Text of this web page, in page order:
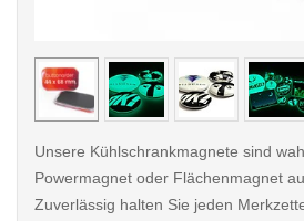
< /picture>
Unsere Kühlschrankmagnete sind
Powermagnet oder Flächenmagnet
Zuverlässig halten Sie jeden